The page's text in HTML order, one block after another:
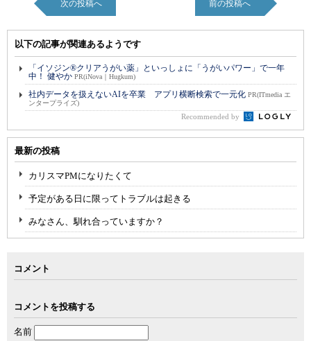
次の投稿へ 前の投稿へ
以下の記事が関連あるようです
「イソジン®クリアうがい薬」といっしょに「うがいパワー」で一年
中！ 健やか PR(iNova｜Hugkum)
社内データを扱えないAIを卒業 アプリ横断検索で一元化 PR(ITmedia エ
ンタープライズ)
Recommended by
最新の投稿
カリスマPMになりたくて
予定がある日に限ってトラブルは起きる
みなさん、馴れ合っていますか？
コメント
コメントを投稿する
名前